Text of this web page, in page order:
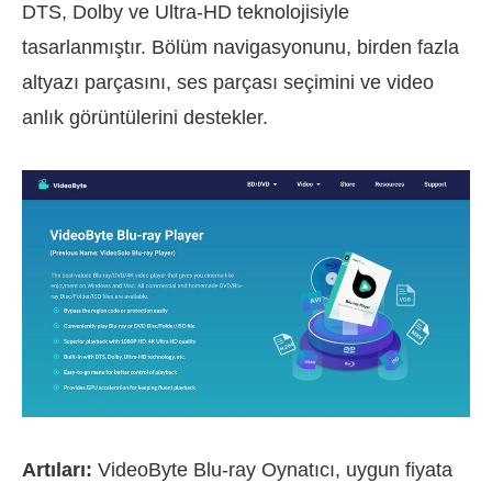
DTS, Dolby ve Ultra-HD teknolojisiyle
tasarlanmıştır. Bölüm navigasyonunu, birden fazla
altyazı parçasını, ses parçası seçimini ve video
anlık görüntülerini destekler.
Artıları: VideoByte Blu-ray Oynatıcı, uygun fiyata